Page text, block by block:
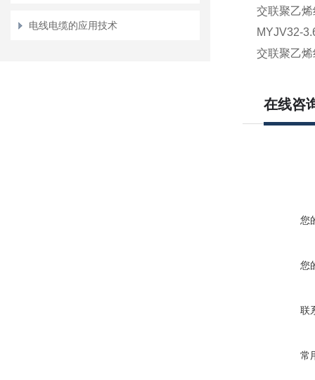
电线电缆的应用技术
交联聚乙
MYJV32-
交联聚乙
在线咨
您
您
联
常